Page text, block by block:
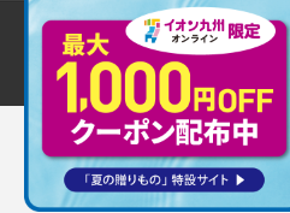
Copyright ©AEON KYUSHU Co.,